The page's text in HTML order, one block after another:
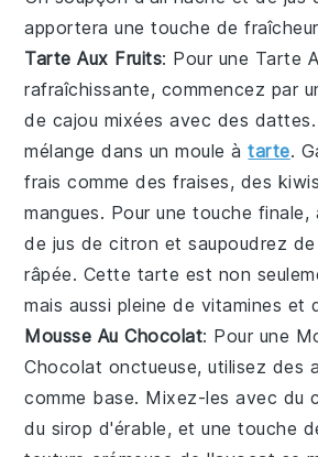
apportera une touche de
Tarte Aux Fruits: Pour une Tarte
rafraîchissante, commencez par
de cajou mixées avec des dattes
mélange dans un moule àtarte.
frais comme desfraises, des kiwis
mangues. Pour une touche finale,
de jus de citron et saupoudrez
râpée. Cette tarte est non
mais aussi pleine de vitamines et
Mousse Au Chocolat: Pour une
Chocolat onctueuse, utilisez des
comme base. Mixez-les avec du
du sirop d'érable, et une touche